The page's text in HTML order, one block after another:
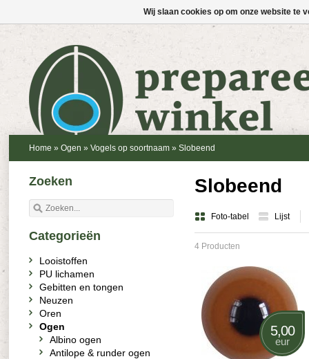
Home » Ogen » Vogels op soortnaam » Slobeend
Slobeend
Foto-tabel Lijst
4 Producten
5,00
eur
Zoeken
Categorieën
Looistoffen
PU lichamen
Gebitten en tongen
Neuzen
Oren
Ogen
Albino ogen
Antilope & runder ogen
Wij slaan cookies op om onze website te